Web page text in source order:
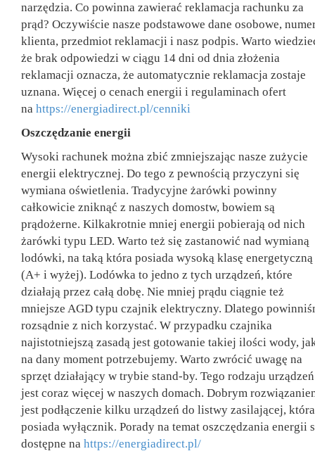
narzędzia. Co powinna zawierać reklamacja rachunku za
prąd? Oczywiście nasze podstawowe dane osobowe,
klienta, przedmiot reklamacji i nasz podpis. Warto
że brak odpowiedzi w ciągu 14 dni od dnia złożenia
reklamacji oznacza, że automatycznie reklamacja zostaje
uznana. Więcej o cenach energii i regulaminach ofert
na https://energiadirect.pl/cenniki
Oszczędzanie energii
Wysoki rachunek można zbić zmniejszając nasze zużycie
energii elektrycznej. Do tego z pewnością przyczyni się
wymiana oświetlenia. Tradycyjne żarówki powinny
całkowicie zniknąć z naszych domostw, bowiem są
prądożerne. Kilkakrotnie mniej energii pobierają od nich
żarówki typu LED. Warto też się zastanowić nad wymianą
lodówki, na taką która posiada wysoką klasę energetyczną
(A+ i wyżej). Lodówka to jedno z tych urządzeń, które
działają przez całą dobę. Nie mniej prądu ciągnie też
mniejsze AGD typu czajnik elektryczny. Dlatego
rozsądnie z nich korzystać. W przypadku czajnika
najistotniejszą zasadą jest gotowanie takiej ilości wody,
na dany moment potrzebujemy. Warto zwrócić uwagę na
sprzęt działający w trybie stand-by. Tego rodzaju urządzeń
jest coraz więcej w naszych domach. Dobrym
jest podłączenie kilku urządzeń do listwy zasilającej, która
posiada wyłącznik. Porady na temat oszczędzania energii
dostępne na https://energiadirect.pl/